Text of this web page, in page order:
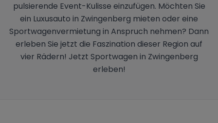
pulsierende Event-Kulisse einzufügen. Möchten Sie
ein Luxusauto in Zwingenberg mieten oder eine
Sportwagenvermietung in Anspruch nehmen? Dann
erleben Sie jetzt die Faszination dieser Region auf
vier Rädern! Jetzt Sportwagen in Zwingenberg
erleben!